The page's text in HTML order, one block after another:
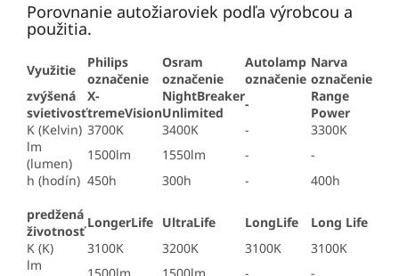
Porovnanie autožiaroviek podľa výrobcou a
použitia.
Využitie
Philips
označenie
Osram
označenie
Autolamp
označenie
Narva
označenie
zvýšená
svietivosť
X-
tremeVision
NightBreaker
Unlimited
-
Range
Power
K (Kelvin) 3700K 3400K -
3300K
lm
(lumen)
1500lm 1550lm -
-
h (hodín) 450h 300h -
400h
predžená
životnosť
LongerLife UltraLife LongLife
Long Life
K (K)
3100K 3200K 3100K
3100K
lm